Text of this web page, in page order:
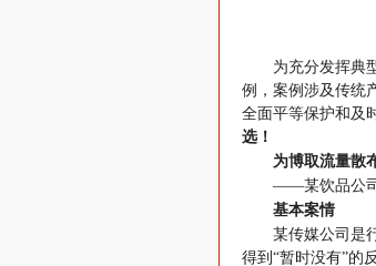
为充分发挥典
例，案例涉及传统
全面平等保护和及
选！
为博取流量散
——某饮品公
基本案情
某传媒公司是
得到“暂时没有”的